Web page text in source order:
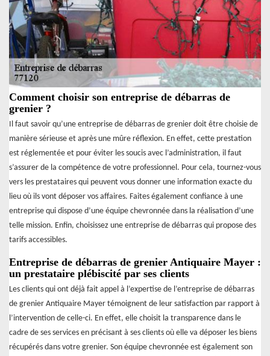
Comment choisir son entreprise de débarras de
grenier ?
Il faut savoir qu’une entreprise de débarras de grenier doit être choisie de
manière sérieuse et après une mûre réflexion. En effet, cette prestation
est réglementée et pour éviter les soucis avec l’administration, il faut
s’assurer de la compétence de votre professionnel. Pour cela, tournez-vous
vers les prestataires qui peuvent vous donner une information exacte du
lieu où ils vont déposer vos affaires. Faites également confiance à une
entreprise qui dispose d’une équipe chevronnée dans la réalisation d’une
telle mission. Enfin, choisissez une entreprise de débarras qui propose des
tarifs accessibles.
Entreprise de débarras de grenier Antiquaire Mayer :
un prestataire plébiscité par ses clients
Les clients qui ont déjà fait appel à l’expertise de l’entreprise de débarras
de grenier Antiquaire Mayer témoignent de leur satisfaction par rapport à
l’intervention de celle-ci. En effet, elle choisit la transparence dans le
cadre de ses services en précisant à ses clients où elle va déposer les biens
récupérés dans votre grenier. Son équipe chevronnée est également son